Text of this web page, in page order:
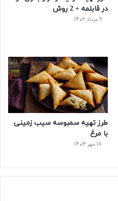
ت
در قابلمه + 2 روش
9 مرداد 1402
طرز تهیه سمبوسه سیب زمینی
با مرغ
18 مهر 1403